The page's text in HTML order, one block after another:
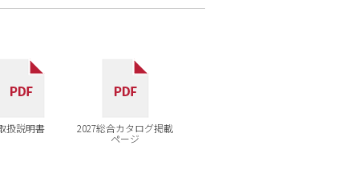
扱説明書 2027総合カタログ掲載
ページ